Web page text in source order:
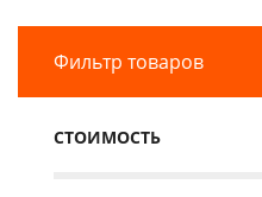
Фильтр товаров
СТОИМОСТЬ